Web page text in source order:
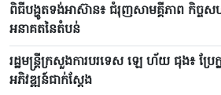
ពិធីបង្ហូតទង់អាស៊ាន៖ ជំរុញសាមគ្គីភាព កិច្ចស
អនាគតនៃតំបន់
រដ្ឋមន្ត្រីក្រសួងការបរទេស ឡេ ហ័យ ជុង៖ ប្រ
អភិវឌ្ឍន៍ជាក់ស្តែង